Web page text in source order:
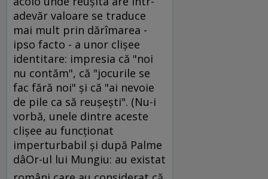
adevăr valoare se traduce
mai mult prin dărîmarea -
ipso facto - a unor clişee
identitare: impresia că "noi
nu contăm", că "jocurile se
fac fără noi" şi că "ai nevoie
de pile ca să reuşeşti". (Nu-i
vorbă, unele dintre aceste
clişee au funcţionat
imperturbabil şi după Palme
dâOr-ul lui Mungiu: au existat